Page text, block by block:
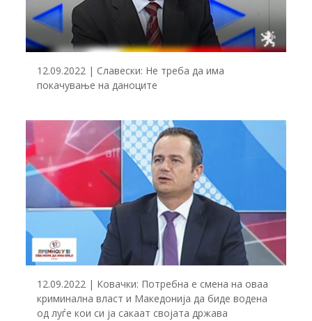
12.09.2022 | Славески: Не треба да има
покачување на даноците
12.09.2022 | Ковачки: Потребна е смена на оваа
криминална власт и Македонија да биде водена
од луѓе кои си ја сакаат својата држава